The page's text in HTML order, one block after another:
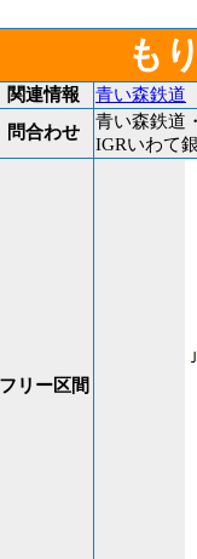
も
関連情報 青い森鉄道
問合わせ
青い森鉄道
IGRいわて
フリー区間